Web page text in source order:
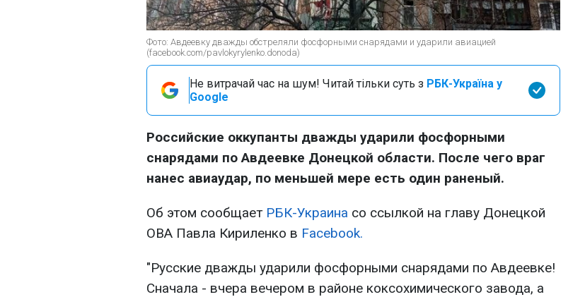
Фото: Авдеевку дважды обстреляли фосфорными снарядами и ударили авиацией
(facebook.com/pavlokyrylenko.donoda)
Не витрачай час на шум! Читай тільки суть з РБК-Україна у
Google
Российские оккупанты дважды ударили фосфорными
снарядами по Авдеевке Донецкой области. После чего враг
нанес авиаудар, по меньшей мере есть один раненый.
Об этом сообщает РБК-Украина со ссылкой на главу Донецкой
ОВА Павла Кириленко в Facebook.
"Русские дважды ударили фосфорными снарядами по Авдеевке!
Сначала - вчера вечером в районе коксохимического завода, а